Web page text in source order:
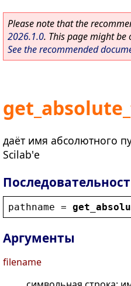
Please note that the
2026.1.0. This page might be
See the recommended
даёт имя абсолютного
Scilab'е
pathname =
Аргументы
filename